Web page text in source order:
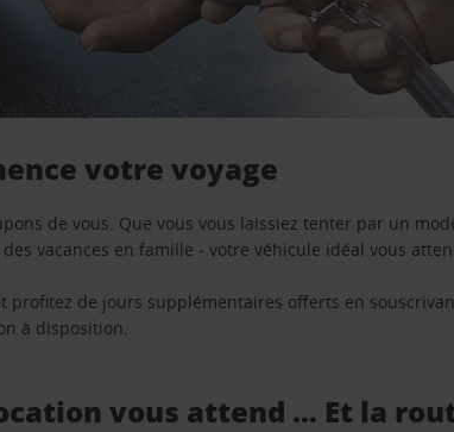
votre voyage
de vous. Que vous vous laissiez tenter par un
vacances en famille - votre véhicule idéal vous
profitez de jours supplémentaires offerts en
à disposition.
vous attend … Et la